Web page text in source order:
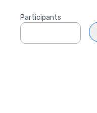
Participants